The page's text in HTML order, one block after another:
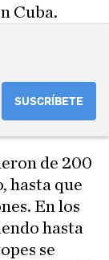
Cuba.
SUSCRÍBETE
de 200
hasta que
En los
hasta
se